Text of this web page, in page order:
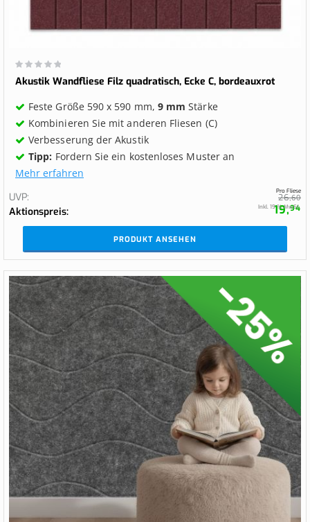
Wertung:
0%
Akustik Wandfliese Filz quadratisch, Ecke C, bordeauxrot
Feste Größe 590 x 590 mm, 9 mm Stärke
Kombinieren Sie mit anderen Fliesen (C)
Verbesserung der Akustik
Tipp: Fordern Sie ein kostenloses Muster an
Mehr erfahren
UVP
26,60
Aktionspreis
Pro Fliese
19,94
Inkl. 19 % MwSt.
PRODUKT ANSEHEN